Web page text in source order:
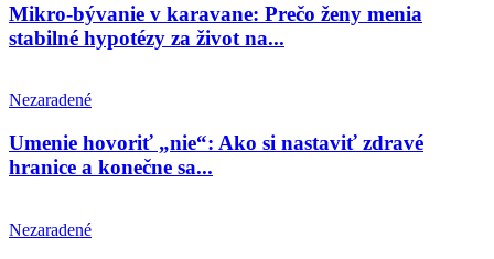
Mikro-bývanie v karavane: Prečo ženy menia
stabilné hypotézy za život na...
Nezaradené
Umenie hovoriť „nie“: Ako si nastaviť zdravé
hranice a konečne sa...
Nezaradené